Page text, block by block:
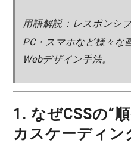
用語解説：レスポンシ
PC・スマホなど様々な
Webデザイン手法。
1. なぜCSSの“
カスケーディン